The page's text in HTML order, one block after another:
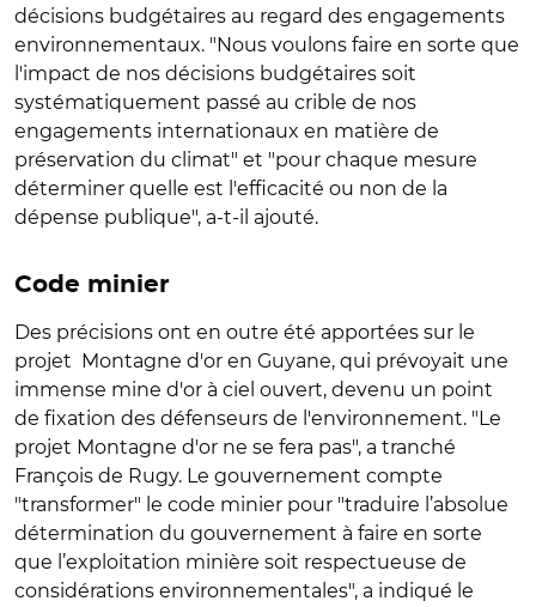
décisions budgétaires au regard des engagements
environnementaux. "Nous voulons faire en sorte que
l'impact de nos décisions budgétaires soit
systématiquement passé au crible de nos
engagements internationaux en matière de
préservation du climat" et "pour chaque mesure
déterminer quelle est l'efficacité ou non de la
dépense publique", a-t-il ajouté.
Code minier
Des précisions ont en outre été apportées sur le
projet Montagne d'or en Guyane, qui prévoyait une
immense mine d'or à ciel ouvert, devenu un point
de fixation des défenseurs de l'environnement. "Le
projet Montagne d'or ne se fera pas", a tranché
François de Rugy. Le gouvernement compte
"transformer" le code minier pour "traduire l’absolue
détermination du gouvernement à faire en sorte
que l’exploitation minière soit respectueuse de
considérations environnementales", a indiqué le